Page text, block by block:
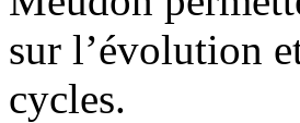
sur l’évolution
cycles.